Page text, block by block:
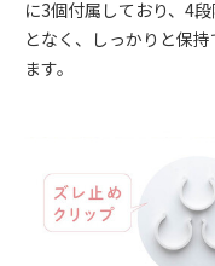
に3個付属しており、4
となく、しっかりと保
ます。